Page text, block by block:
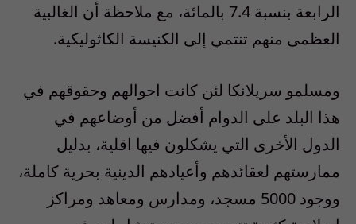
الرابعة بنسبة 7.4 بالمائة، مع ملاحظة أن الغالبية
العظمى منهم تنتمي إلى الكنيسة الكاثوليكية.
ومسلمو سريلانكا لئن كانت احوالهم وحقوقهم في
هذا البلد على الدوام أفضل من أوضاعهم في
الدول الأخرى التي يشكلون فيها اقلية، بدليل
ممارستهم لعقائدهم وأعيادهم الدينية بحرية كاملة،
ووجود 5000 مسجد، ومدارس ومعاهد ومراكز